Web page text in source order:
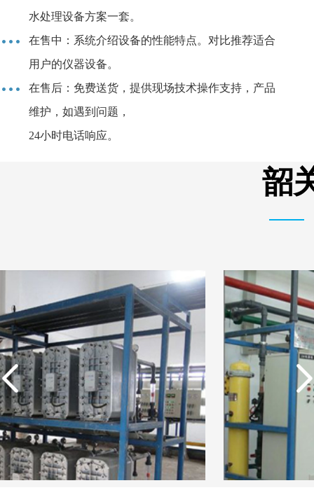
水处理设备方案一套。
在售中：系统介绍设备的性能特点。对比推荐适合
用户的仪器设备。
在售后：免费送货，提供现场技术操作支持，产品
维护，如遇到问题，
24小时电话响应。
韶